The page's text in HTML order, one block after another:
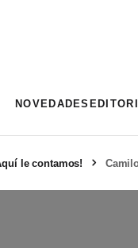
NOVEDADES
le contamos!